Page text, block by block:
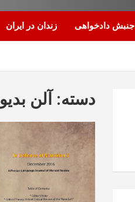
جنبش دادخواهی زندان در ایران
دسته: آلن بديو